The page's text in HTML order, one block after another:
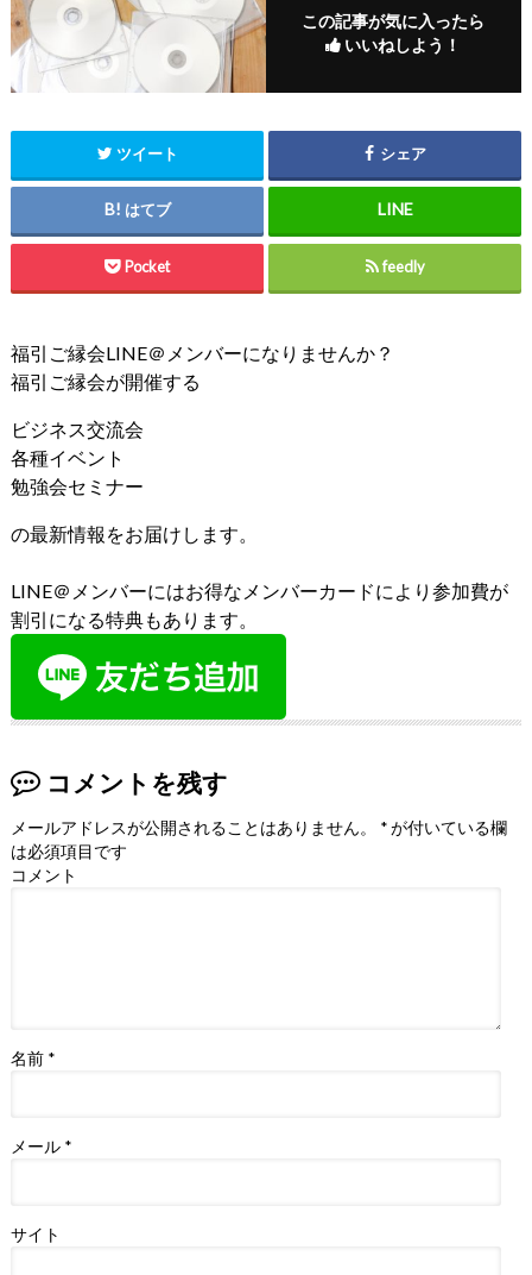
この記事が気に入ったら
いいねしよう！
ツイート シェア
はてブ
Pocket feedly
福引ご縁会LINE＠メンバーになりませんか？
福引ご縁会が開催する
ビジネス交流会
各種イベント
勉強会セミナー
の最新情報をお届けします。
LINE＠メンバーにはお得なメンバーカードにより参加費が
割引になる特典もあります。
コメントを残す
メールアドレスが公開されることはありません。 *が付いている欄
は必須項目です
コメント
名前 *
メール *
サイト